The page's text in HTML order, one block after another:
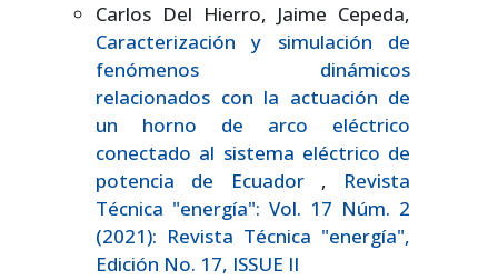
Carlos Del Hierro, Jaime Cepeda,
Caracterización y simulación de
fenómenos dinámicos
relacionados con la actuación de
un horno de arco eléctrico
conectado al sistema eléctrico de
potencia de Ecuador , Revista
Técnica "energía": Vol. 17 Núm. 2
(2021): Revista Técnica "energía",
Edición No. 17, ISSUE II